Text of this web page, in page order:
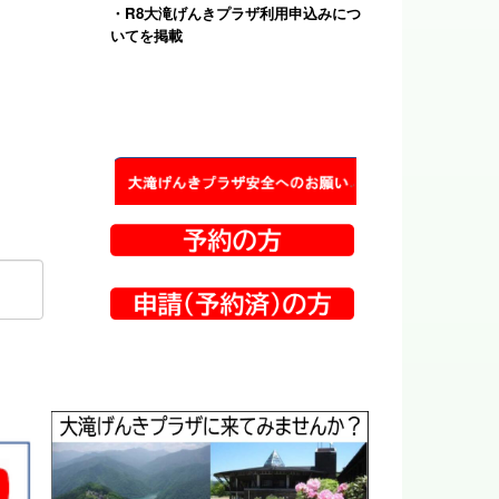
・ R8大滝げんきプラザ利用申込みにつ
いてを掲載